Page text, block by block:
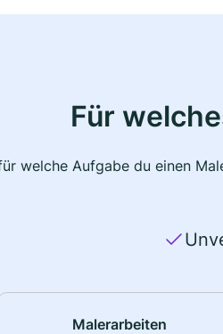
Für
welche Aufgabe du einen
Malerarbeiten